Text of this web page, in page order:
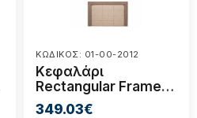
ΚΩΔΙΚΟΣ: 01-00-2012
Κεφαλάρι
Rectangular Frame
160x100cm*
349.03€